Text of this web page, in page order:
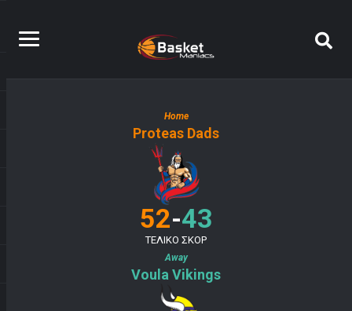
Home
Proteas Dads
52-43
ΤΕΛΙΚΟ ΣΚΟΡ
Away
Voula Vikings